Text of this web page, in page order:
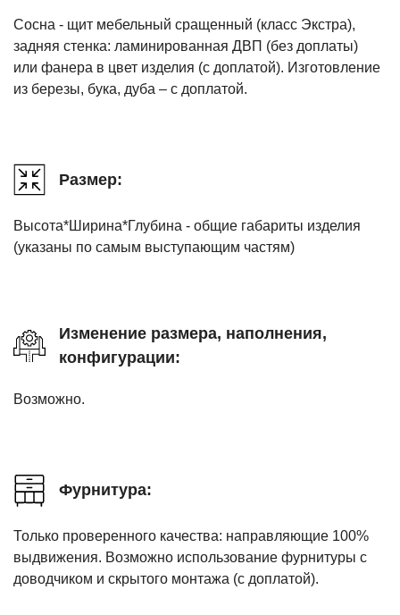
Сосна - щит мебельный сращенный (класс Экстра),
задняя стенка: ламинированная ДВП (без доплаты)
или фанера в цвет изделия (с доплатой). Изготовление
из березы, бука, дуба – с доплатой.
Размер:
Высота*Ширина*Глубина - общие габариты изделия
(указаны по самым выступающим частям)
Изменение размера, наполнения,
конфигурации:
Возможно.
Фурнитура:
Только проверенного качества: направляющие 100%
выдвижения. Возможно использование фурнитуры с
доводчиком и скрытого монтажа (с доплатой).